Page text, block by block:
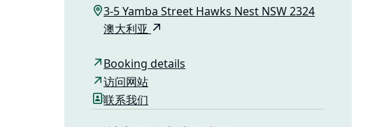
3-5 Yamba Street Hawks Nest NSW 2324
澳大利亚
Booking details
访问网站
联系我们